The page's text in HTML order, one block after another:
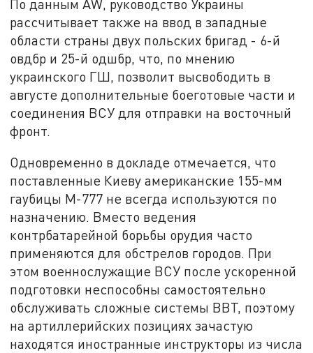
По данным AW, руководство Украины
рассчитывает также на ввод в западные
области страны двух польских бригад - 6-й
овдбр и 25-й одшбр, что, по мнению
украинского ГШ, позволит высвободить в
августе дополнительные боеготовые части и
соединения ВСУ для отправки на восточный
фронт.
Одновременно в докладе отмечается, что
поставленные Киеву американские 155-мм
гаубицы М-777 не всегда используются по
назначению. Вместо ведения
контрбатарейной борьбы орудия часто
применяются для обстрелов городов. При
этом военнослужащие ВСУ после ускоренной
подготовки неспособны самостоятельно
обслуживать сложные системы ВВТ, поэтому
на артиллерийских позициях зачастую
находятся иностранные инструкторы из числа